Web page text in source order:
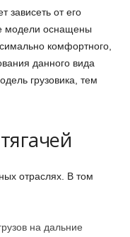
зависеть от его
модели оснащены
комфортного,
данного вида
грузовика, тем
отраслях. В том
на дальние